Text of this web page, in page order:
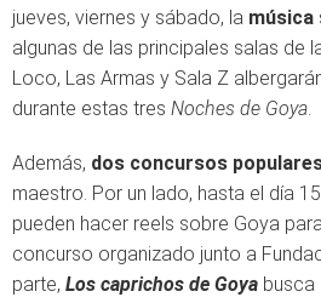
jueves, viernes y sábado, la música
algunas de las principales salas de
Loco, Las Armas y Sala Z
durante estas tres Noches de Goya.
Además, dos concursos
maestro. Por un lado, hasta el día
pueden hacer reels sobre Goya
concurso organizado junto a
parte, Los caprichos de Goya busca